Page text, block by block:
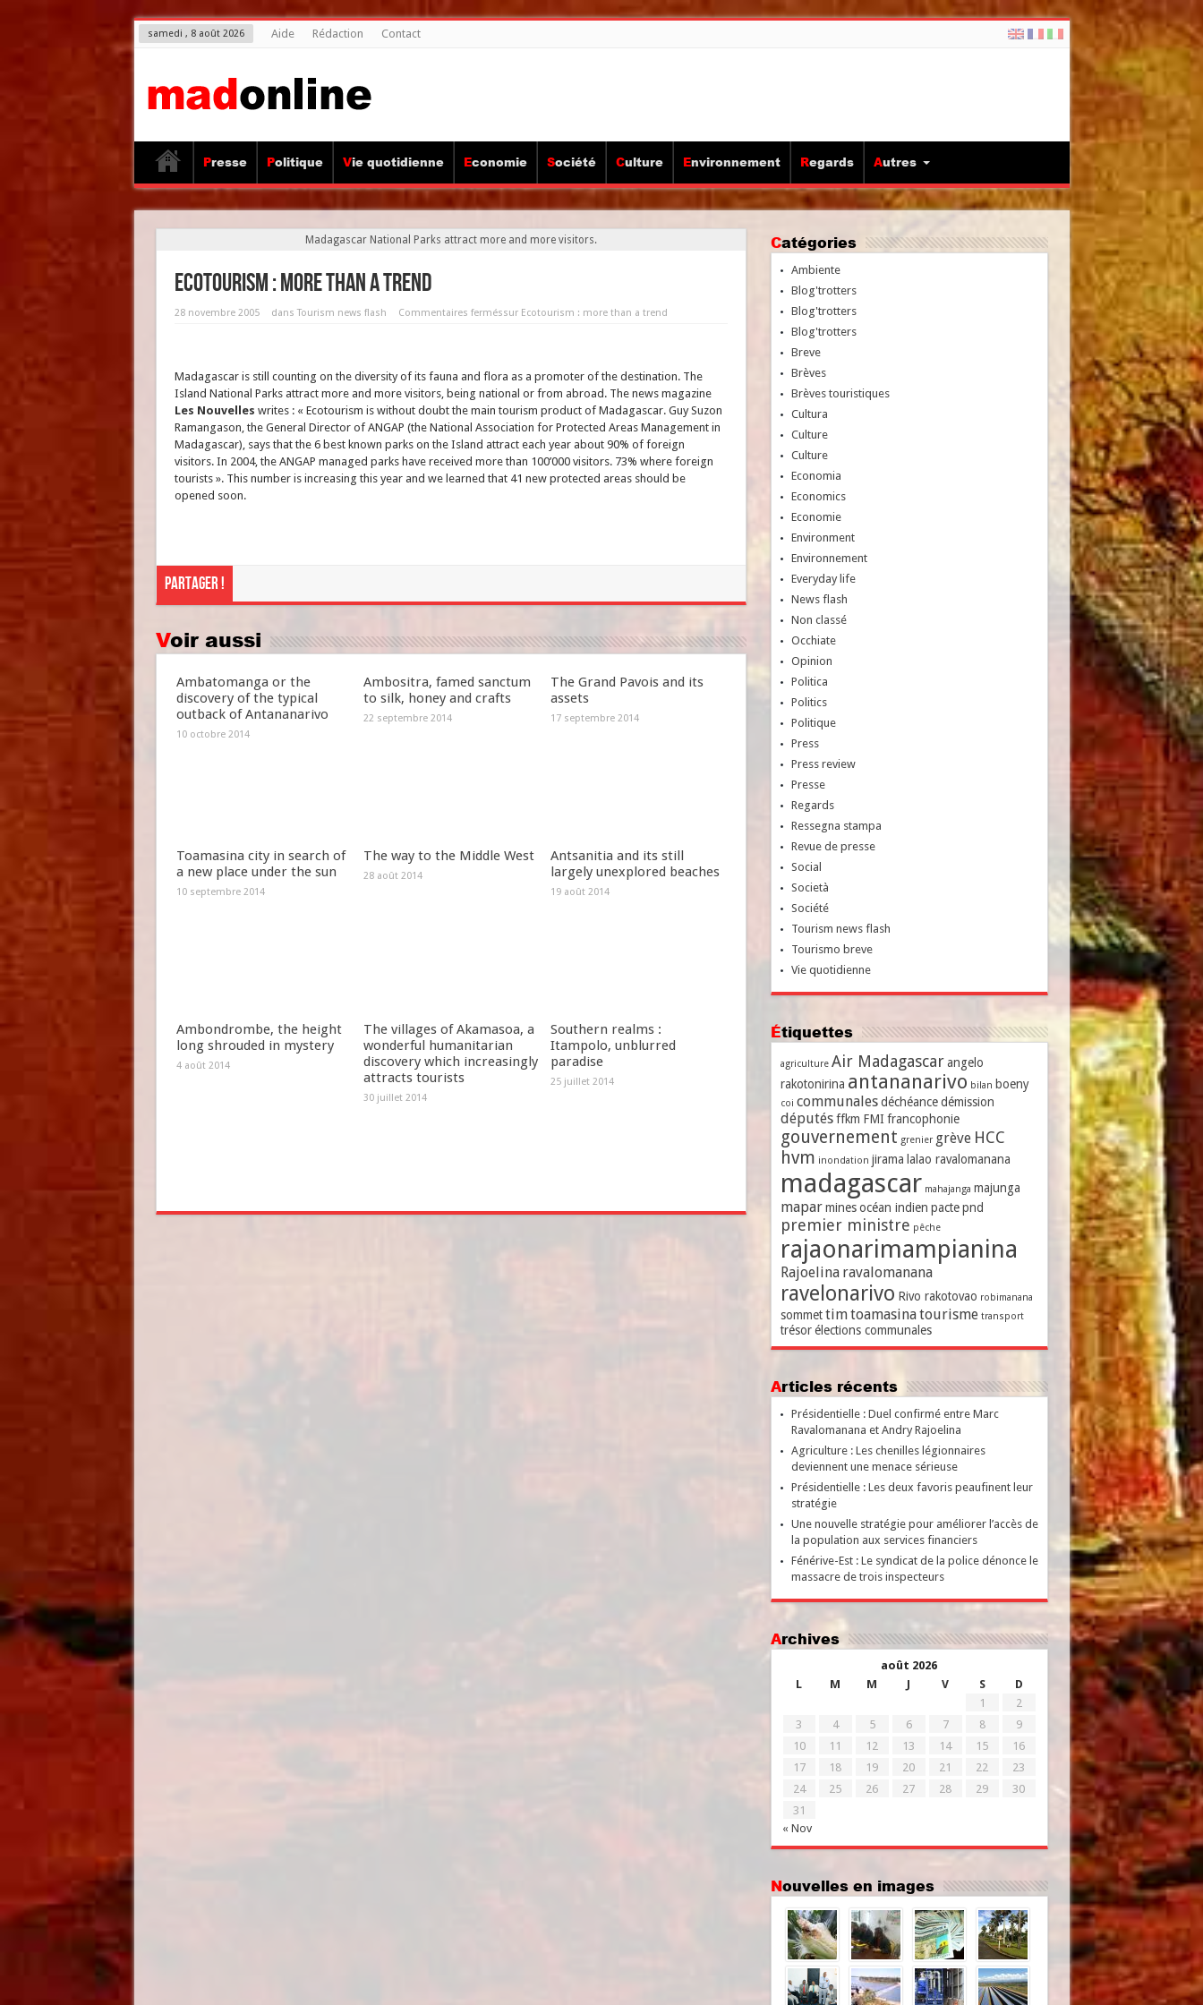
samedi , 8 août 2026 Aide Rédaction Contact
Presse Politique Vie quotidienne Economie Société Culture Environnement Regards Autres
Madagascar National Parks attract more and more visitors.
Ecotourism : more than a trend
28 novembre 2005 dansTourism news flash Commentaires ferméssur Ecotourism : more than a trend
Madagascar is still counting on the diversity of its fauna and flora as a promoter of the destination. The
Island National Parks attract more and more visitors, being national or from abroad. The news magazine
Les Nouvelles writes : « Ecotourism is without doubt the main tourism product of Madagascar. Guy Suzon
Ramangason, the General Director of ANGAP (the National Association for Protected Areas Management in
Madagascar), says that the 6 best known parks on the Island attract each year about 90% of foreign
visitors. In 2004, the ANGAP managed parks have received more than 100’000 visitors. 73% where foreign
tourists ». This number is increasing this year and we learned that 41 new protected areas should be
opened soon.
Partager !
Voir aussi
Ambatomanga or the
discovery of the typical
outback of Antananarivo
10 octobre 2014
Ambositra, famed sanctum
to silk, honey and crafts
22 septembre 2014
The Grand Pavois and its
assets
17 septembre 2014
Toamasina city in search of
a new place under the sun
10 septembre 2014
The way to the Middle West
28 août 2014
Antsanitia and its still
largely unexplored beaches
19 août 2014
Ambondrombe, the height
long shrouded in mystery
4 août 2014
The villages of Akamasoa, a
wonderful humanitarian
discovery which increasingly
attracts tourists
30 juillet 2014
Southern realms :
Itampolo, unblurred
paradise
25 juillet 2014
Catégories
Ambiente
Blog'trotters
Blog'trotters
Blog'trotters
Breve
Brèves
Brèves touristiques
Cultura
Culture
Culture
Economia
Economics
Economie
Environment
Environnement
Everyday life
News flash
Non classé
Occhiate
Opinion
Politica
Politics
Politique
Press
Press review
Presse
Regards
Ressegna stampa
Revue de presse
Social
Società
Société
Tourism news flash
Tourismo breve
Vie quotidienne
Étiquettes
agriculture Air Madagascar angelo
rakotonirina antananarivo bilan boeny
coi communales déchéance démission
députés ffkm FMI francophonie
gouvernement grenier grève HCC
hvm inondation jirama lalao ravalomanana
madagascar mahajanga majunga
mapar mines océan indien pacte pnd
premier ministre pêche
rajaonarimampianina
Rajoelina ravalomanana
ravelonarivo Rivo rakotovao robimanana
sommet timtoamasinatourisme transport
trésor élections communales
Articles récents
Présidentielle : Duel confirmé entre Marc
Ravalomanana et Andry Rajoelina
Agriculture : Les chenilles légionnaires
deviennent une menace sérieuse
Présidentielle : Les deux favoris peaufinent leur
stratégie
Une nouvelle stratégie pour améliorer l’accès de
la population aux services financiers
Fénérive-Est : Le syndicat de la police dénonce le
massacre de trois inspecteurs
Archives
août 2026
L
M M J V S D
« Nov
1
2
3
4 5 6 7 8
9
10
11 12 13 14 15
16
17
18 19 20 21 22
23
24
25 26 27 28 29
30
31
Nouvelles en images